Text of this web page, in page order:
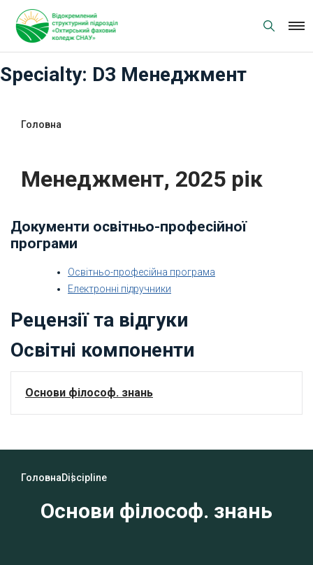
content
Specialty: D3 Менеджмент
Головна
Менеджмент, 2025 рік
Документи освітньо-професійної
програми
Освітньо-професійна програма
Електронні підручники
Рецензії та відгуки
Освітні компоненти
Основи філософ. знань
ГоловнаDiscipline
Основи філософ. знань